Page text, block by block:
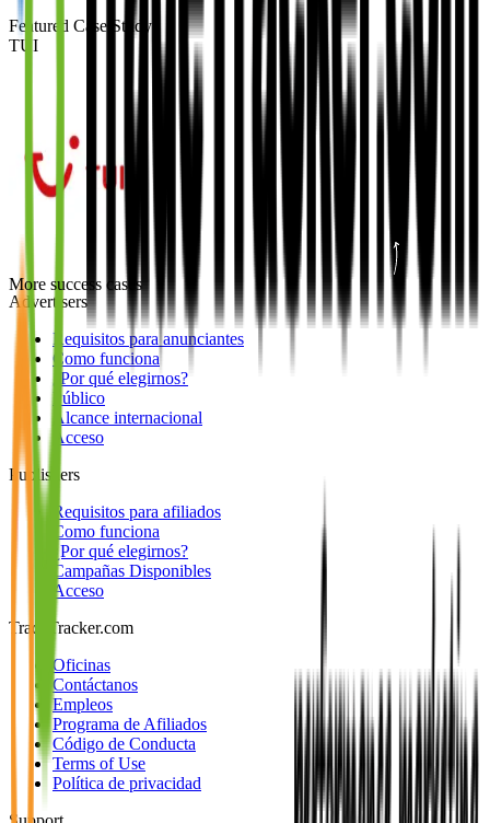
Featured Case Study
TUI
More success cases
Advertisers
Requisitos para anunciantes
Como funciona
¿Por qué elegirnos?
Público
Alcance internacional
Acceso
Publishers
Requisitos para afiliados
Como funciona
¿Por qué elegirnos?
Campañas Disponibles
Acceso
TradeTracker.com
Oficinas
Contáctanos
Empleos
Programa de Afiliados
Código de Conducta
Terms of Use
Política de privacidad